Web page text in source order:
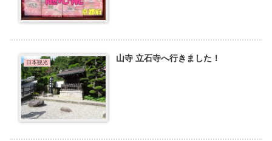
日本観光 山寺 立石寺へ行きました！